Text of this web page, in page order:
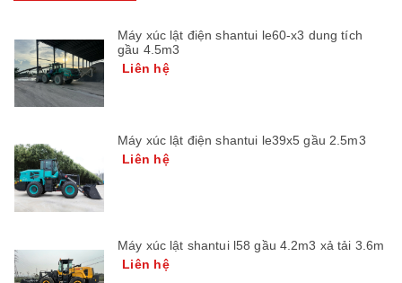
Máy xúc lật điện shantui le60-x3 dung tích
gầu 4.5m3
Liên hệ
Máy xúc lật điện shantui le39x5 gầu 2.5m3
Liên hệ
Máy xúc lật shantui l58 gầu 4.2m3 xả tải 3.6m
Liên hệ